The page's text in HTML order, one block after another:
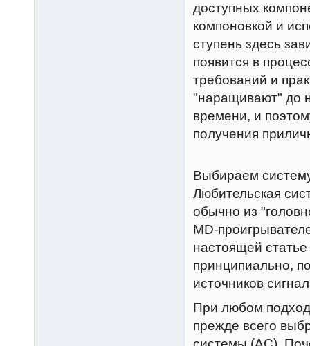
доступных
компоновкой и
ступень здесь
появится в
требований и
"наращивают" до
времени, и
получения
Выбираем
Любительская
обычно из
MD-
настоящей
принципиально,
источников
При любом
прежде всего